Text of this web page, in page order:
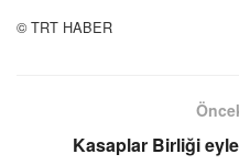
© TRT HABER
Kasaplar Birliği